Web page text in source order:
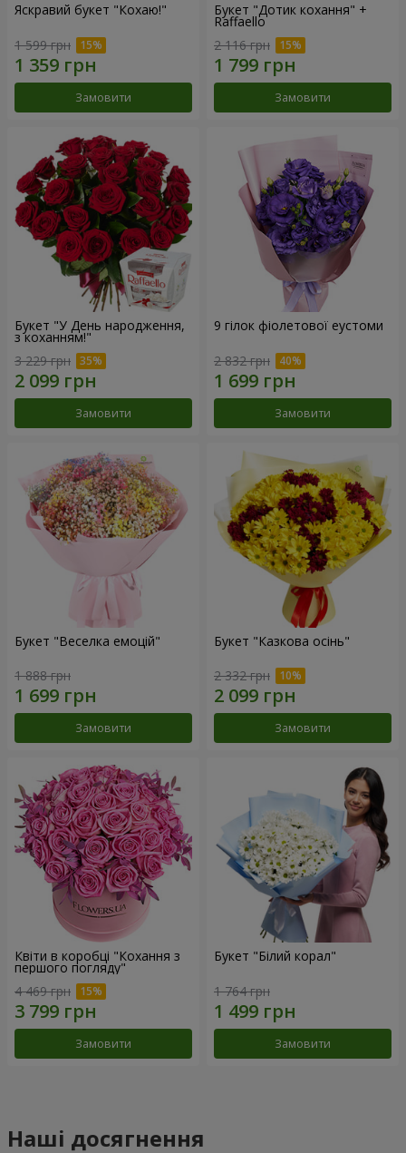
Яскравий букет "Кохаю!"
1 599 грн
Замовити
Букет "Дотик кохання" +
Raffaello
2 116 грн
Замовити
Букет "У День народження,
з коханням!"
3 229 грн
Замовити
9 гілок фіолетової еустоми
2 832 грн
Замовити
Букет "Веселка емоцій"
1 888 грн
Замовити
Букет "Казкова осінь"
2 332 грн
Замовити
Квіти в коробці "Кохання з
першого погляду"
4 469 грн
Замовити
Букет "Білий корал"
1 764 грн
Замовити
Наші досягнення